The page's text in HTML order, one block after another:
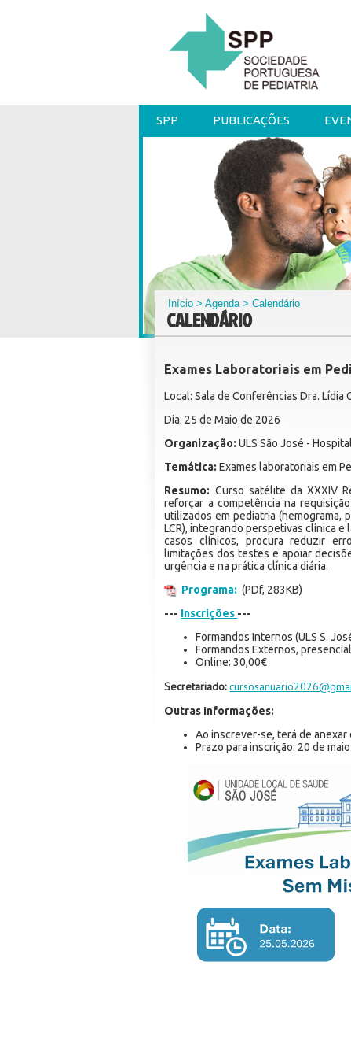
SPP PUBLICAÇÕES
Início >Agenda> Calendário
CALENDÁRIO
Exames Laboratoriais em
Local: Sala de Conferências Dra. Lídia
Dia: 25 de Maio de 2026
Organização: ULS São José -
Temática: Exames laboratoriais em
Resumo: Curso satélite da XXXIV
reforçar a competência na
utilizados em pediatria (hemograma,
LCR), integrando perspetivas clínica
casos clínicos, procura reduzir
limitações dos testes e apoiar
urgência e na prática clínica diária.
Programa: (PDf, 283KB)
--- Inscrições ---
Formandos Internos (ULS S.
Formandos Externos,
Online: 30,00€
Secretariado:
Outras Informações:
Ao inscrever-se, terá de
Prazo para inscrição: 20 de